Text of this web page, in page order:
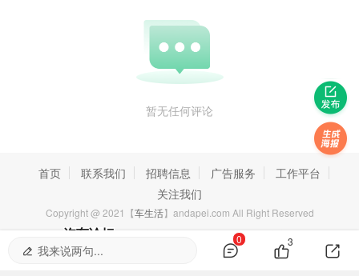
暂无任何评论
首页 联系我们 招聘信息 广告服务
工作平台
关注我们
Copyright @ 2021【车生活】andapei.com All Right Reserved
汽车论坛 】汽车之家_看车买车用车-就上汽车之家论坛
网站里的文章来源于网络，如涉及版权问题可以随时联系删除！【汽车之家 】网站地
我来说两句...
0 3